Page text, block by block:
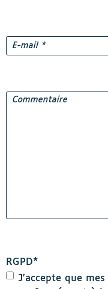
E-
mail*
Commentaire
RGPD*
J'accepte que